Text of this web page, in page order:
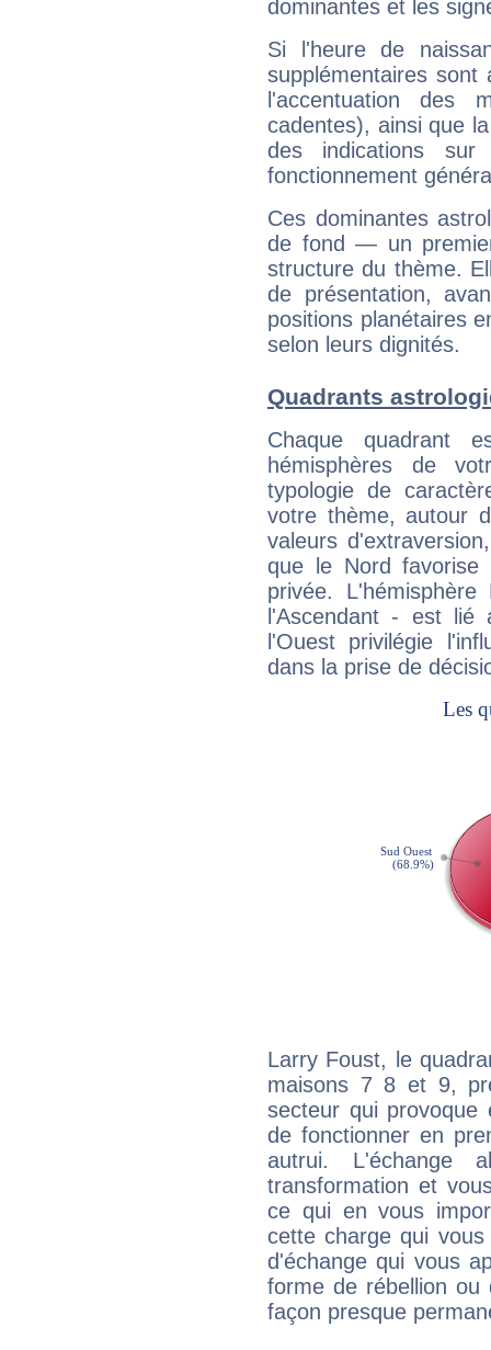
dominantes et les
Si l'heure de
supplémentaires sont
l'accentuation des
cadentes), ainsi que
des indications sur
fonctionnement
Ces dominantes
de fond — un
structure du thème.
de présentation,
positions planétaires
selon leurs dignités.
Quadrants
Chaque quadrant
hémisphères de
typologie de
votre thème, autour
valeurs
que le Nord favorise
privée.
l'Ascendant - est
l'Ouest privilégie
dans la prise de
Larry Foust, le
maisons 7 8 et 9,
secteur qui provoque
de fonctionner en
autrui. L'échange
transformation et
ce qui en vous
cette charge qui
d'échange qui vous
forme de rébellion ou
façon presque